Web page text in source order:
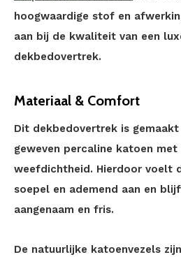
hoogwaardige stof en
aan bij de kwaliteit van een
dekbedovertrek.
Materiaal & Comfort
Dit dekbedovertrek is gemaakt
geweven percaline katoen met
weefdichtheid. Hierdoor voelt
soepel en ademend aan en
aangenaam en fris.
De natuurlijke katoenvezels